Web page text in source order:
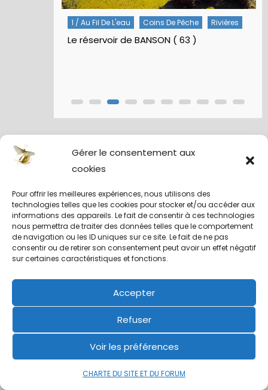
Gérer le consentement aux
cookies
Pour offrir les meilleures expériences, nous utilisons des
technologies telles que les cookies pour stocker et/ou accéder aux
informations des appareils. Le fait de consentir à ces technologies
nous permettra de traiter des données telles que le comportement
de navigation ou les ID uniques sur ce site. Le fait de ne pas
consentir ou de retirer son consentement peut avoir un effet négatif
sur certaines caractéristiques et fonctions.
Accepter
Refuser
Voir les préférences
CHARTE DU SITE ET DU FORUM
5 / Fiches Montage Artificielles
Commentaires récents
CharlotdansSéjour de pêche à la mouche sur
la GLOMMA (Norvège)
Denis 06dansMouche de la St Marc
FloudansMa saison de pêche à la mouche
2024 – retour en images
Branko Killer, le bonbon rose Slovène